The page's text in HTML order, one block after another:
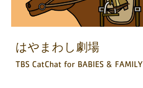
はやまわし劇場
TBS CatChat for BABIES & FAMILY